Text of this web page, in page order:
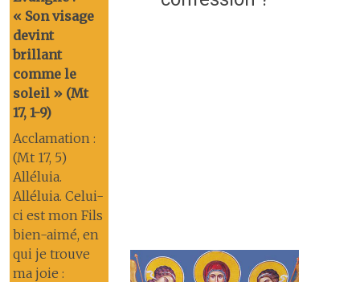
« Son visage
devint
brillant
comme le
soleil » (Mt
17, 1-9)
Acclamation :
(Mt 17, 5)
Alléluia.
Alléluia. Celui-
ci est mon Fils
bien-aimé, en
qui je trouve
ma joie :